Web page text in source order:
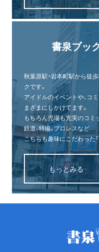
書泉ブッ
秋葉原駅・岩本町駅から徒
クです。
アイドルのイベントや、コ
まざまにしかけてます。
もちろん売場も充実のコミ
鉄道、特撮、プロレスなど
こちらも趣味にこだわった
もっとみる